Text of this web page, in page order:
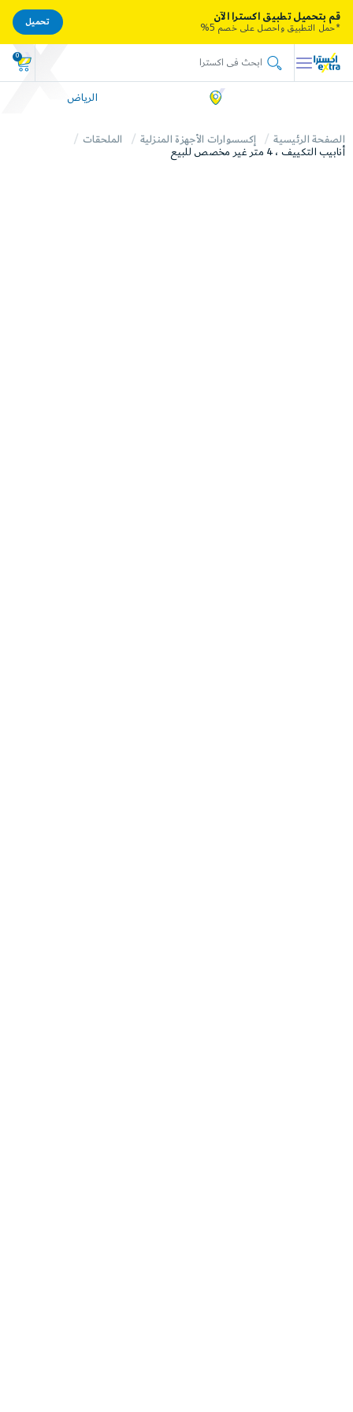
0
الرياض
الصفحة الرئيسية إكسسوارات الأجهزة المنزلية
الملحقات
أنابيب التكييف ، 4 متر غير مخصص للبيع
قم بتحميل تطبيق اكسترا الآن
*حمل التطبيق واحصل على خصم 5%
تحميل